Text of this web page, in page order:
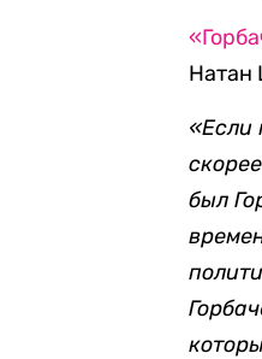
Натан
«Если
был